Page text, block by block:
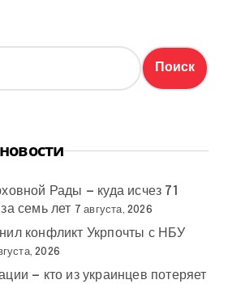
Рады — куда исчез 71
семь лет 7 августа, 2026
конфликт Укрпочты с НБУ
2026
— кто из украинцев потеряет